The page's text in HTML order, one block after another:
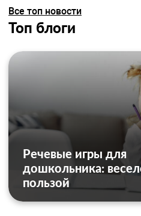
Все топ новости
Топ блоги
Речевые игры для
дошкольника:
пользой